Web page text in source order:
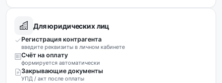
Для юридических лиц
Регистрация контрагента
введите реквизиты в личном кабинете
Счёт на оплату
формируется автоматически
Закрывающие документы
УПД / акт после оплаты